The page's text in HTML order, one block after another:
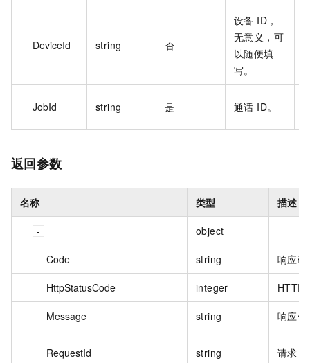
DeviceId string 否
设备 ID，
无意义，可
以随便填
写。
JobId string 是 通话 ID。
返回参数
名称 类型 描述
object
Code string 响应码
HttpStatusCode integer HTTP
Message string 响应信
RequestId string 请求